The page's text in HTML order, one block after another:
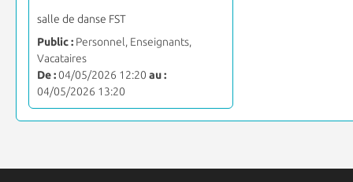
salle de danse FST
Public :Personnel, Enseignants,
Vacataires
De :04/05/2026 12:20 au :
04/05/2026 13:20